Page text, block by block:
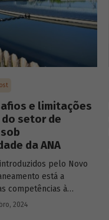
e limitações
setor de
da ANA
pelo Novo
está a
competências à
Águas e Saneamento
2024